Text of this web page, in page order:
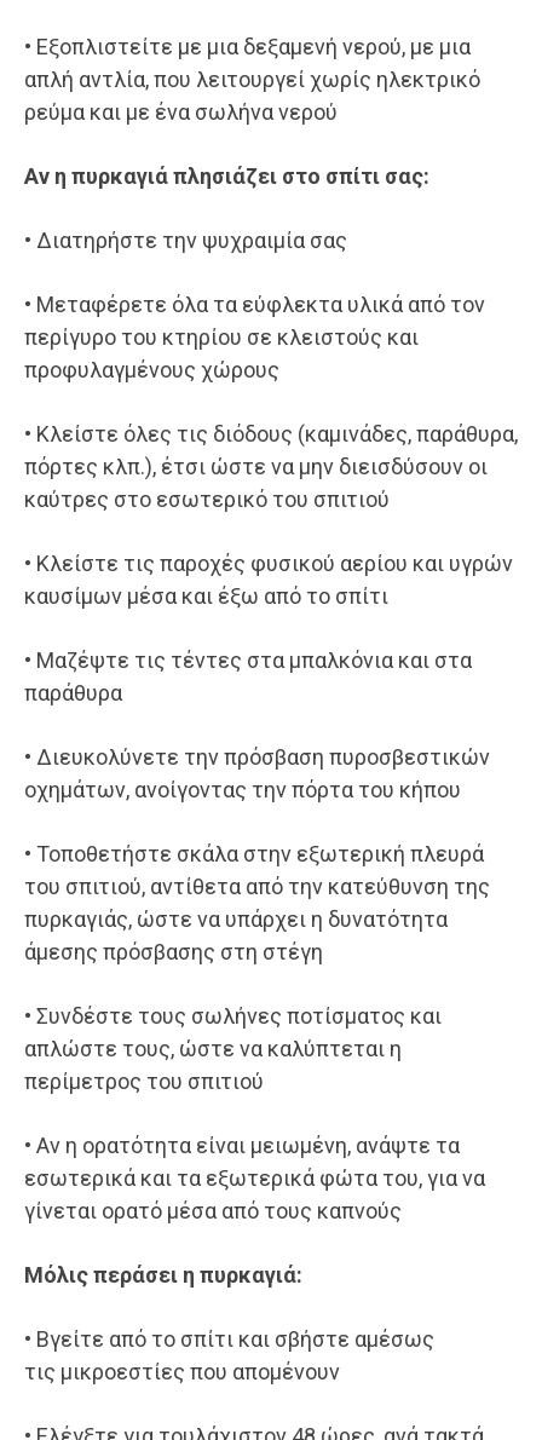
• Εξοπλιστείτε με μια δεξαμενή νερού, με μια
απλή αντλία, που λειτουργεί χωρίς ηλεκτρικό
ρεύμα και με ένα σωλήνα νερού
Αν η πυρκαγιά πλησιάζει στο σπίτι σας:
• Διατηρήστε την ψυχραιμία σας
• Μεταφέρετε όλα τα εύφλεκτα υλικά από τον
περίγυρο του κτηρίου σε κλειστούς και
προφυλαγμένους χώρους
• Κλείστε όλες τις διόδους (καμινάδες, παράθυρα,
πόρτες κλπ.), έτσι ώστε να μην διεισδύσουν οι
καύτρες στο εσωτερικό του σπιτιού
• Κλείστε τις παροχές φυσικού αερίου και υγρών
καυσίμων μέσα και έξω από το σπίτι
• Μαζέψτε τις τέντες στα μπαλκόνια και στα
παράθυρα
• Διευκολύνετε την πρόσβαση πυροσβεστικών
οχημάτων, ανοίγοντας την πόρτα του κήπου
• Τοποθετήστε σκάλα στην εξωτερική πλευρά
του σπιτιού, αντίθετα από την κατεύθυνση της
πυρκαγιάς, ώστε να υπάρχει η δυνατότητα
άμεσης πρόσβασης στη στέγη
• Συνδέστε τους σωλήνες ποτίσματος και
απλώστε τους, ώστε να καλύπτεται η
περίμετρος του σπιτιού
• Αν η ορατότητα είναι μειωμένη, ανάψτε τα
εσωτερικά και τα εξωτερικά φώτα του, για να
γίνεται ορατό μέσα από τους καπνούς
Μόλις περάσει η πυρκαγιά:
• Βγείτε από το σπίτι και σβήστε αμέσως
τις μικροεστίες που απομένουν